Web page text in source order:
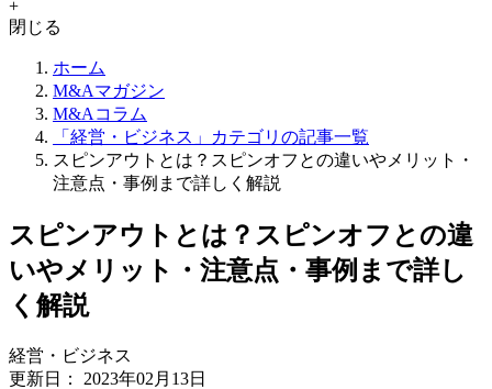
+
閉じる
ホーム
M&Aマガジン
M&Aコラム
「経営・ビジネス」カテゴリの記事一覧
スピンアウトとは？スピンオフとの違いやメリット・
注意点・事例まで詳しく解説
スピンアウトとは？スピンオフとの違
いやメリット・注意点・事例まで詳し
く解説
経営・ビジネス
更新日： 2023年02月13日